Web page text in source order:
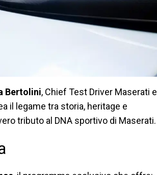
Bertolini, Chief Test Driver Maserati e
il legame tra storia, heritage e
tributo al DNA sportivo di Maserati.